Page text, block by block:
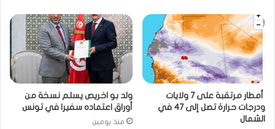
أمطار مرتقبة على 7 ولايات
ودرجات حرارة تصل إلى 47 في
الشمال
ولد بو اخريص يسلم نسخة من
أوراق اعتماده سفيرا في تونس
منذ يومين